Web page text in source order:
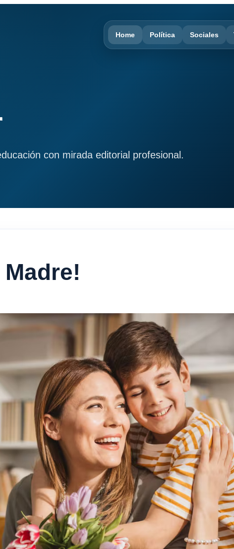
Home Política Sociales
con mirada editorial profesional.